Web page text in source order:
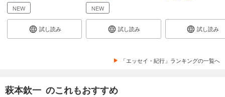
NEW
試し読み
NEW
試し読み 試し読み
「エッセイ・紀行」ランキングの一覧へ
萩本欽一 のこれもおすすめ